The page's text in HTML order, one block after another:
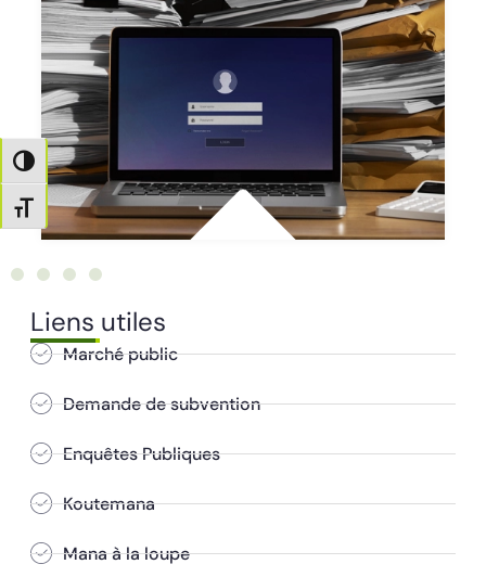
Passer en contraste élevé
Changer la taille de la police
Liens utiles
Marché public
Demande de subvention
Enquêtes Publiques
Koutemana
Mana à la loupe